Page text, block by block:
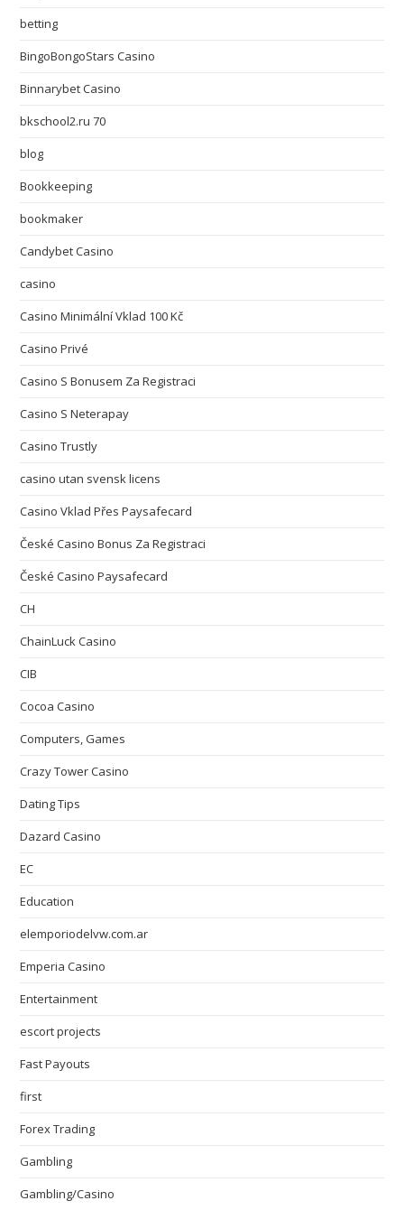
betting
BingoBongoStars Casino
Binnarybet Casino
bkschool2.ru 70
blog
Bookkeeping
bookmaker
Candybet Casino
casino
Casino Minimální Vklad 100 Kč
Casino Privé
Casino S Bonusem Za Registraci
Casino S Neterapay
Casino Trustly
casino utan svensk licens
Casino Vklad Přes Paysafecard
České Casino Bonus Za Registraci
České Casino Paysafecard
CH
ChainLuck Casino
CIB
Cocoa Casino
Computers, Games
Crazy Tower Сasino
Dating Tips
Dazard Casino
EC
Education
elemporiodelvw.com.ar
Emperia Casino
Entertainment
escort projects
Fast Payouts
first
Forex Trading
Gambling
Gambling/Casino